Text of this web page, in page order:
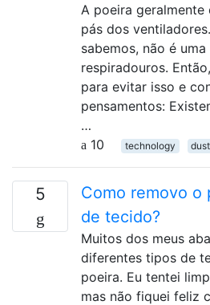
A poeira geralmente
pás dos
sabemos, não é
respiradouros.
para evitar isso e
pensamentos:
…
10
technology dust
5
Como removo o
de tecido?
Muitos dos meus
diferentes tipos de
poeira. Eu tentei
mas não fiquei feliz